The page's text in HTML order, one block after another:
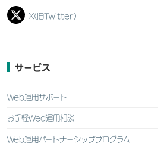
X(旧Twitter)
サービス
Web運用サポート
お手軽Wed運用相談
Web運用パートナーシッププログラム